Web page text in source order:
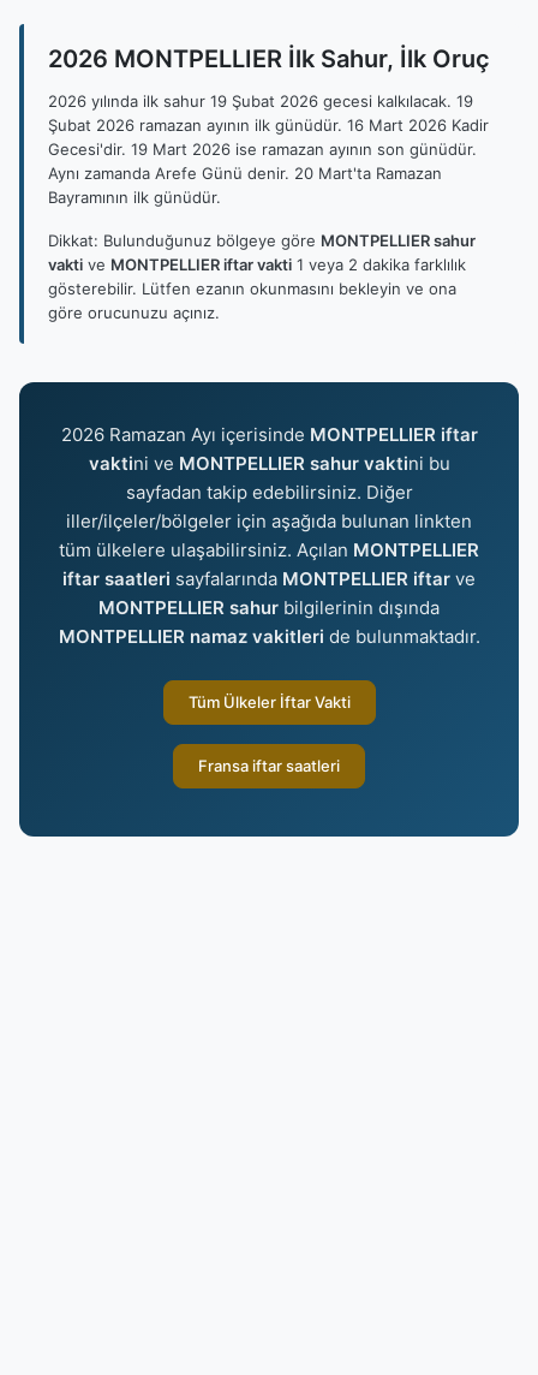
2026 MONTPELLIER İlk Sahur, İlk Oruç
2026 yılında ilk sahur 19 Şubat 2026 gecesi kalkılacak. 19
Şubat 2026 ramazan ayının ilk günüdür. 16 Mart 2026 Kadir
Gecesi'dir. 19 Mart 2026 ise ramazan ayının son günüdür.
Aynı zamanda Arefe Günü denir. 20 Mart'ta Ramazan
Bayramının ilk günüdür.
Dikkat: Bulunduğunuz bölgeye göre MONTPELLIER sahur
vakti ve MONTPELLIER iftar vakti 1 veya 2 dakika farklılık
gösterebilir. Lütfen ezanın okunmasını bekleyin ve ona
göre orucunuzu açınız.
2026 Ramazan Ayı içerisinde MONTPELLIER iftar
vaktini ve MONTPELLIER sahur vaktini bu
sayfadan takip edebilirsiniz. Diğer
iller/ilçeler/bölgeler için aşağıda bulunan linkten
tüm ülkelere ulaşabilirsiniz. Açılan MONTPELLIER
iftar saatleri sayfalarında MONTPELLIER iftar ve
MONTPELLIER sahur bilgilerinin dışında
MONTPELLIER namaz vakitleri de bulunmaktadır.
Tüm Ülkeler İftar Vakti
Fransa iftar saatleri